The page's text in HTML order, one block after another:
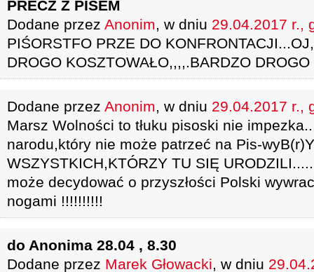
PRECZ Z PISEM
Dodane przez Anonim, w dniu 29.04.2017 r.,
PIŚORSTFO PRZE DO
DROGO KOSZTOWAŁO,,,,.BARDZO DROGO
Dodane przez Anonim, w dniu 29.04.2017 r.,
Marsz Wolności to tłuku pisoski nie
narodu,który nie może patrzeć na Pis-
WSZYSTKICH,KTÓRZY TU SIĘ
może decydować o przyszłości Polski
nogami !!!!!!!!!!
do Anonima 28.04 , 8.30
Dodane przez Marek Głowacki, w dniu